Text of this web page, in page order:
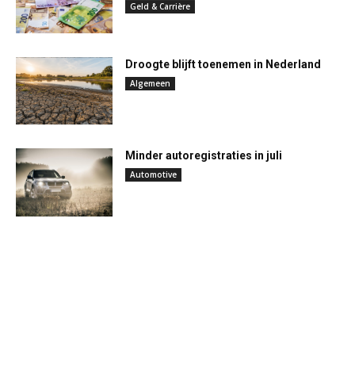
Geld & Carrière
Droogte blijft toenemen in Nederland
Algemeen
Minder autoregistraties in juli
Automotive